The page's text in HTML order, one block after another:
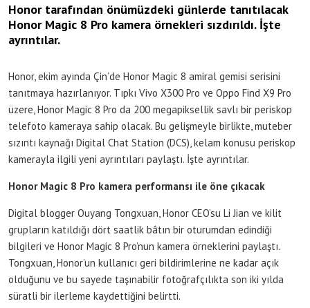
Honor tarafından önümüzdeki günlerde tanıtılacak
Honor Magic 8 Pro kamera örnekleri sızdırıldı. İşte
ayrıntılar.
Honor, ekim ayında Çin’de Honor Magic 8 amiral gemisi serisini
tanıtmaya hazırlanıyor. Tıpkı Vivo X300 Pro ve Oppo Find X9 Pro
üzere, Honor Magic 8 Pro da 200 megapiksellik savlı bir periskop
telefoto kameraya sahip olacak. Bu gelişmeyle birlikte, muteber
sızıntı kaynağı Digital Chat Station (DCS), kelam konusu periskop
kamerayla ilgili yeni ayrıntıları paylaştı. İşte ayrıntılar.
Honor Magic 8 Pro kamera performansı ile öne çıkacak
Digital blogger Ouyang Tongxuan, Honor CEO’su Li Jian ve kilit
grupların katıldığı dört saatlik bâtın bir oturumdan edindiği
bilgileri ve Honor Magic 8 Pro’nun kamera örneklerini paylaştı.
Tongxuan, Honor’un kullanıcı geri bildirimlerine ne kadar açık
olduğunu ve bu sayede taşınabilir fotoğrafçılıkta son iki yılda
süratli bir ilerleme kaydettiğini belirtti.